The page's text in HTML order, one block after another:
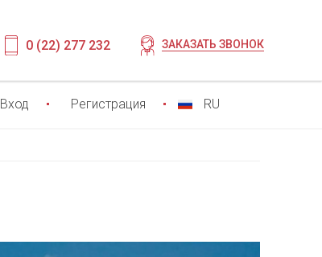
0 (22) 277 232 ЗАКАЗАТЬ ЗВОНОК
Вход Регистрация RU